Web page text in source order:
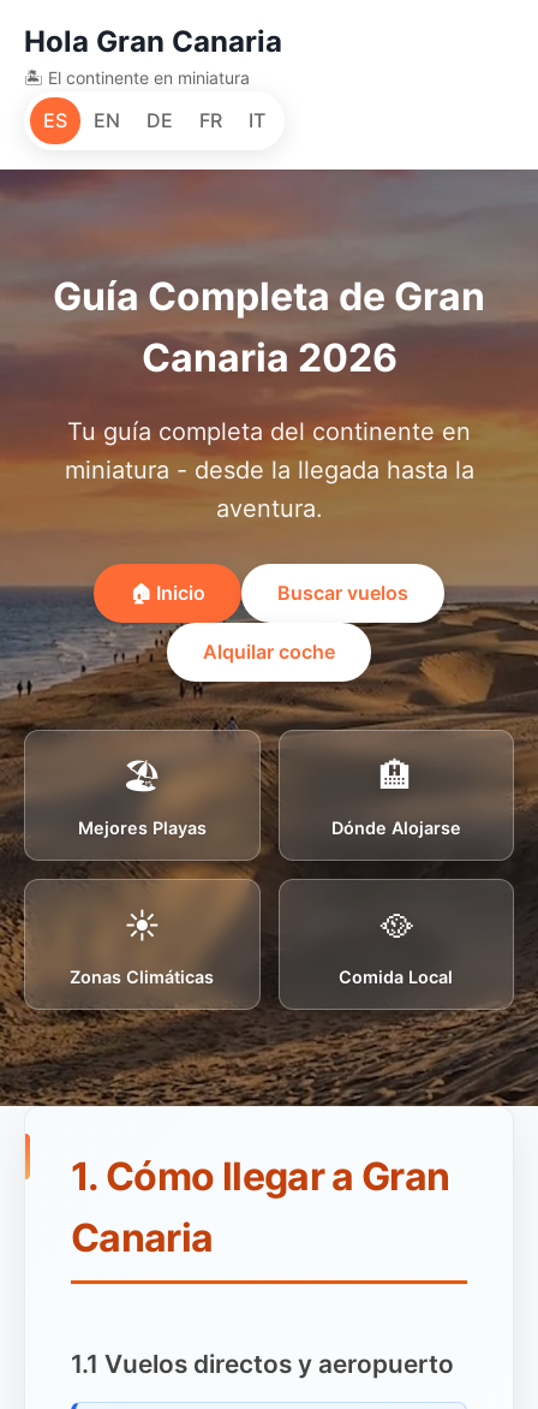
Hola Gran Canaria
🏝️ El continente en miniatura
ES EN DE FR IT
Guía Completa de Gran
Canaria 2026
Tu guía completa del continente en
miniatura - desde la llegada hasta la
aventura.
🏠 Inicio Buscar vuelos
Alquilar coche
🏖️
Mejores Playas
🏨
Dónde Alojarse
☀️
Zonas Climáticas
🥘
Comida Local
1. Cómo llegar a Gran
Canaria
1.1 Vuelos directos y aeropuerto